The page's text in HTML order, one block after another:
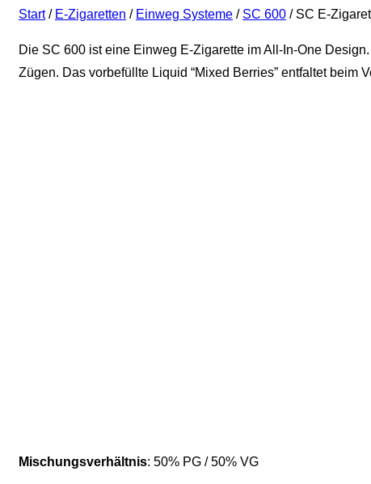
Start/ E-Zigaretten / Einweg Systeme / SC 600 / SC E-
Die SC 600 ist eine Einweg E-Zigarette im All-In-One
Zügen. Das vorbefüllte Liquid “Mixed Berries” entfaltet beim
Mischungsverhältnis: 50% PG / 50% VG